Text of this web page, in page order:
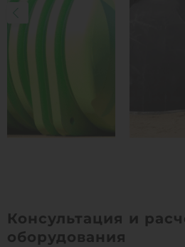
Консультация и
оборудования